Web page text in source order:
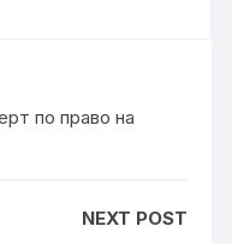
по право на
NEXT POST